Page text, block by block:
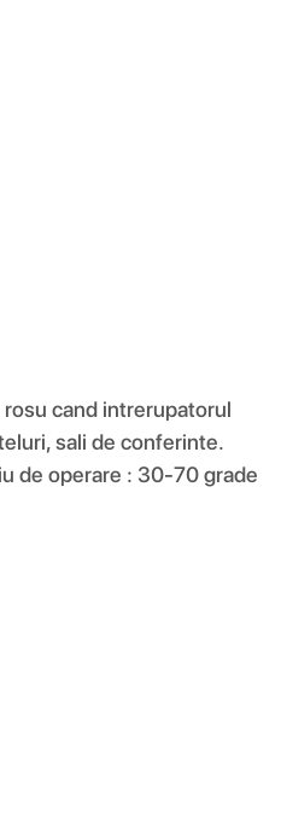
cand intrerupatorul
sali de conferinte.
de operare : 30-70 grade